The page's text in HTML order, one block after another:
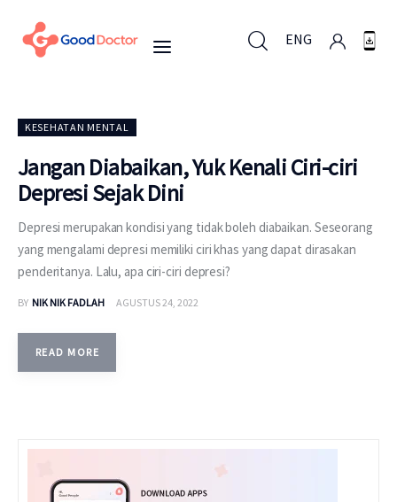
ENG
Untuk Bisnis
Untuk Anda
Berita
Layanan
KESEHATAN MENTAL
Jangan Diabaikan, Yuk Kenali Ciri-ciri
Depresi Sejak Dini
Depresi merupakan kondisi yang tidak boleh diabaikan. Seseorang
yang mengalami depresi memiliki ciri khas yang dapat dirasakan
penderitanya. Lalu, apa ciri-ciri depresi?
BY NIK NIK FADLAH AGUSTUS 24, 2022
READ MORE